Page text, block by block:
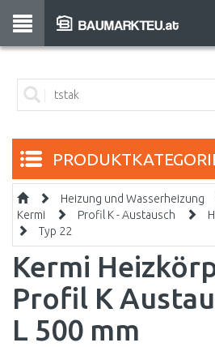
Heizung und Wasserheizung
Kermi
Profil K - Austausch
Typ 22
Kermi
Profil K
L 500 mm